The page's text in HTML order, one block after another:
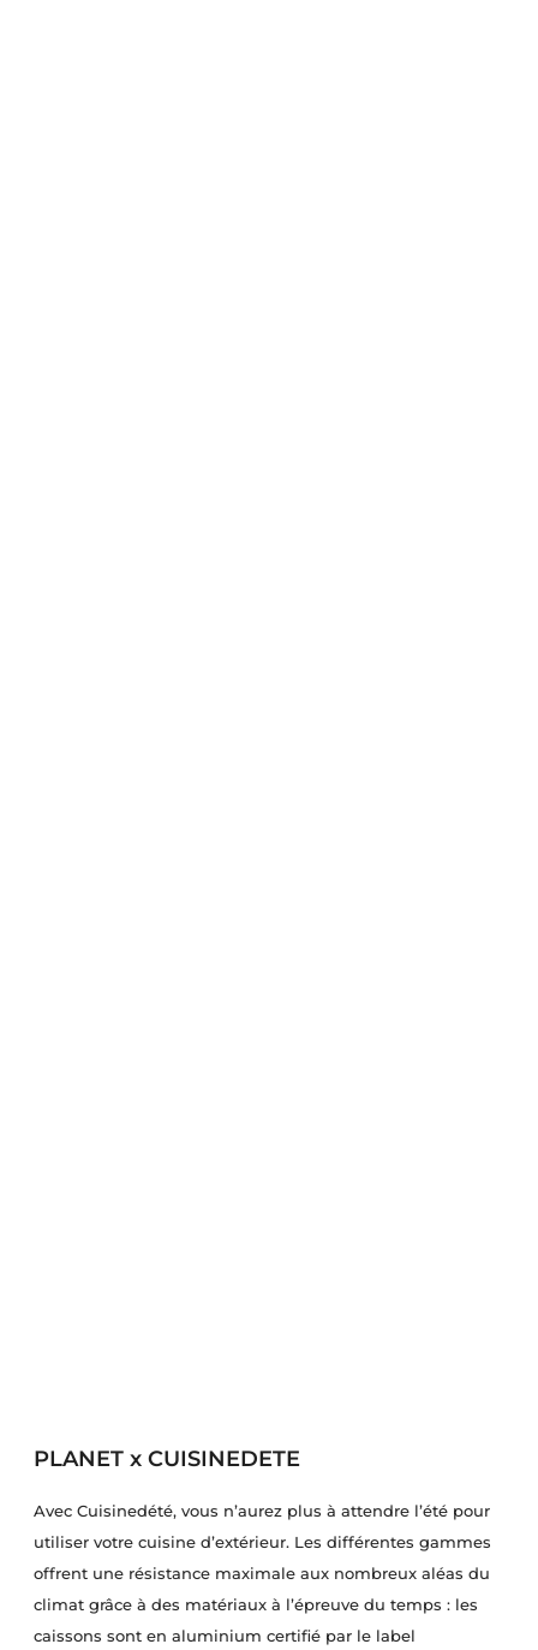
PLANET x CUISINEDETE
Avec Cuisinedété, vous n’aurez plus à attendre l’été pour
utiliser votre cuisine d’extérieur. Les différentes gammes
offrent une résistance maximale aux nombreux aléas du
climat grâce à des matériaux à l’épreuve du temps : les
caissons sont en aluminium certifié par le label